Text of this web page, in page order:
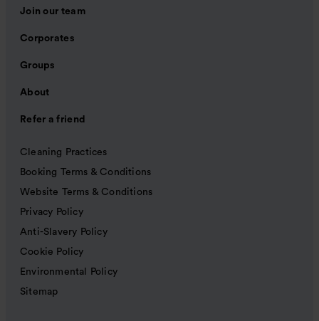
Join our team
Corporates
Groups
About
Refer a friend
Cleaning Practices
Booking Terms & Conditions
Website Terms & Conditions
Privacy Policy
Anti-Slavery Policy
Cookie Policy
Environmental Policy
Sitemap